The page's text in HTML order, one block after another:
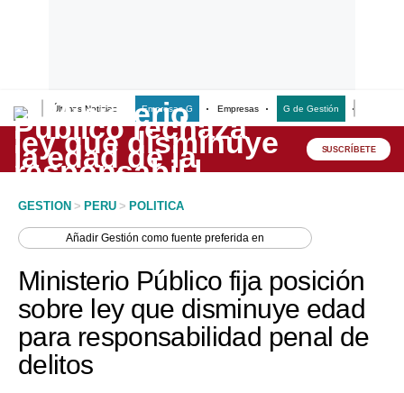
Últimas Noticias Empresas G Empresas G de Gestión
Lo último
Peru Quiosco
Economía
Mercados
Perú
SUSCRÍBETE
GESTION > PERU > POLITICA
AñadirGestión como fuente preferida en
Ministerio Público fija posición
sobre ley que disminuye edad
para responsabilidad penal de
delitos